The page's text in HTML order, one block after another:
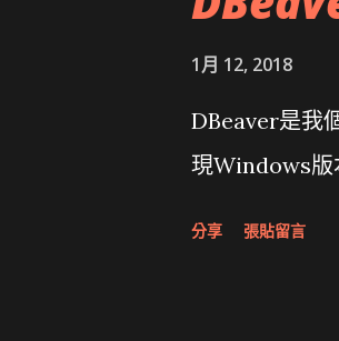
1月 12, 2018
DBeaver是我
現Windows版
分享 張貼留言